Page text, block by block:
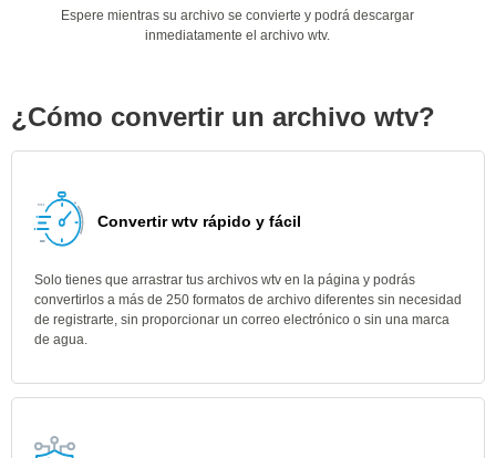
Espere mientras su archivo se convierte y podrá descargar
inmediatamente el archivo wtv.
¿Cómo convertir un archivo wtv?
Convertir wtv rápido y fácil
Solo tienes que arrastrar tus archivos wtv en la página y podrás
convertirlos a más de 250 formatos de archivo diferentes sin necesidad
de registrarte, sin proporcionar un correo electrónico o sin una marca
de agua.